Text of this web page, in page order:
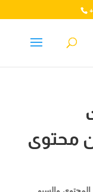
محتوى